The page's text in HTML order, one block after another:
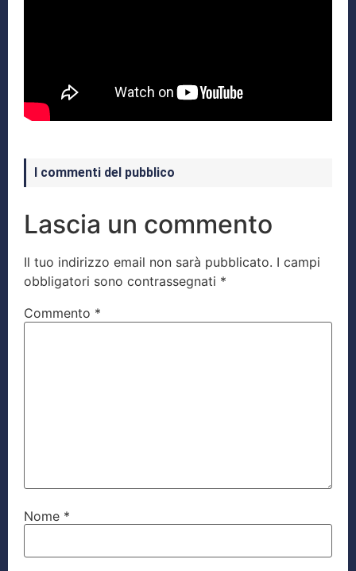
I commenti del pubblico
Lascia un commento
Il tuo indirizzo email non sarà pubblicato. I campi
obbligatori sono contrassegnati *
Commento *
Nome *